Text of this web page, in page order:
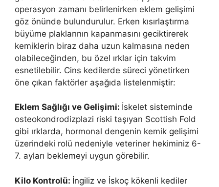
operasyon zamanı belirlenirken eklem gelişimi
göz önünde bulundurulur. Erken kısırlaştırma
büyüme plaklarının kapanmasını geciktirerek
kemiklerin biraz daha uzun kalmasına neden
olabileceğinden, bu özel ırklar için takvim
esnetilebilir. Cins kedilerde süreci yönetirken
öne çıkan faktörler aşağıda listelenmiştir:
Eklem Sağlığı ve Gelişimi: İskelet sisteminde
osteokondrodizplazi riski taşıyan Scottish Fold
gibi ırklarda, hormonal dengenin kemik gelişimi
üzerindeki rolü nedeniyle veteriner hekiminiz 6-
7. ayları beklemeyi uygun görebilir.
Kilo Kontrolü: İngiliz ve İskoç kökenli kediler